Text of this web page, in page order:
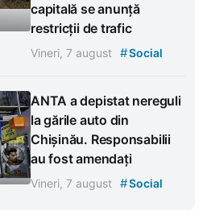
capitală se anunță
restricții de trafic
Vineri, 7 august #Social
ANTA a depistat nereguli
la gările auto din
Chișinău. Responsabilii
au fost amendați
Vineri, 7 august #Social